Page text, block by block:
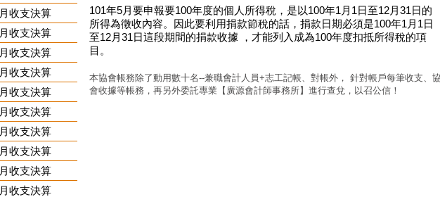
收支決算
收支決算
收支決算
收支決算
收支決算
收支決算
收支決算
收支決算
收支決算
收支決算
101年5月要申報要100年度的個人所得稅，是以100年1月1日至12月31日的
所得為徵收內容。因此要利用捐款節稅的話，捐款日期必須是100年1月1日
至12月31日這段期間的捐款收據 ，才能列入成為100年度扣抵所得稅的項
目。
本協會帳務除了動用數十名--兼職會計人員+志工記帳、對帳外， 針對帳戶每筆收支、
會收據等帳務，再另外委託專業【廣源會計師事務所】進行查兌，以召公信！